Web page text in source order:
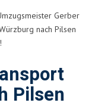
Gerber
nach Pilsen
Pilsen